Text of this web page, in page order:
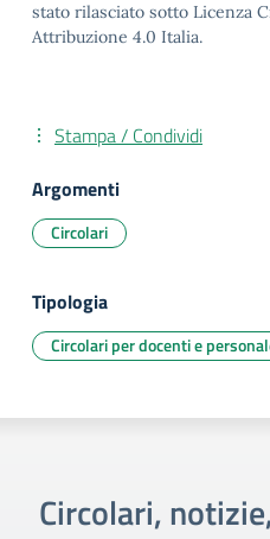
stato rilasciato sotto Licenza
Attribuzione 4.0 Italia.
Stampa / Condividi
Argomenti
Circolari
Tipologia
Circolari per docenti e
Circolari,